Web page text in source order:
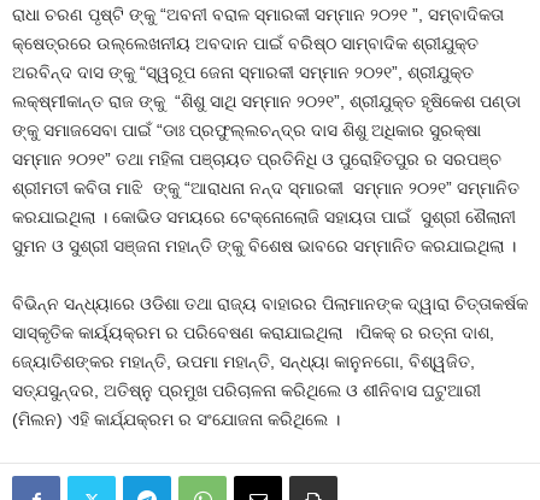
ରାଧା ଚରଣ ପୃଷ୍ଟି ଙ୍କୁ “ଅବନୀ ବରାଳ ସ୍ମାରକୀ ସମ୍ମାନ ୨୦୨୧ ”, ସମ୍ବାଦିକତା
କ୍ଷେତ୍ରରେ ଉଲ୍ଲେଖନୀୟ ଅବଦାନ ପାଇଁ ବରିଷ୍ଠ ସାମ୍ବାଦିକ ଶ୍ରୀଯୁକ୍ତ
ଅରବିନ୍ଦ ଦାସ ଙ୍କୁ “ସ୍ୱରୂପ ଜେନା ସ୍ମାରକୀ ସମ୍ମାନ ୨୦୨୧”, ଶ୍ରୀଯୁକ୍ତ
ଲକ୍ଷ୍ମୀକାନ୍ତ ରାଜ ଙ୍କୁ “ଶିଶୁ ସାଥି ସମ୍ମାନ ୨୦୨୧”, ଶ୍ରୀଯୁକ୍ତ ହୃଷିକେଶ ପଣ୍ଡା
ଙ୍କୁ ସମାଜସେବା ପାଇଁ “ଡାଃ ପ୍ରଫୁଲ୍ଲଚନ୍ଦ୍ର ଦାସ ଶିଶୁ ଅଧିକାର ସୁରକ୍ଷା
ସମ୍ମାନ ୨୦୨୧” ତଥା ମହିଳା ପଞ୍ଚାୟତ ପ୍ରତିନିଧି ଓ ପୁରୋହିତପୁର ର ସରପଞ୍ଚ
ଶ୍ରୀମତୀ କବିତା ମାଝି ଙ୍କୁ “ଆରାଧନା ନନ୍ଦ ସ୍ମାରକୀ ସମ୍ମାନ ୨୦୨୧” ସମ୍ମାନିତ
କରଯାଇଥିଲା । କୋଭିଡ ସମୟରେ ଟେକ୍ନୋଲୋଜି ସହାୟତା ପାଇଁ ସୁଶ୍ରୀ ଶୈଲାନୀ
ସୁମନ ଓ ସୁଶ୍ରୀ ସଞ୍ଜନା ମହାନ୍ତି ଙ୍କୁ ବିଶେଷ ଭାବରେ ସମ୍ମାନିତ କରଯାଇଥିଲା ।
ବିଭିନ୍ନ ସନ୍ଧ୍ୟାରେ ଓଡିଶା ତଥା ରାଜ୍ୟ ବାହାରର ପିଲାମାନଙ୍କ ଦ୍ୱାରା ଚିତ୍ତାକର୍ଷକ
ସାସ୍କୃତିକ କାର୍ୟ୍ୟକ୍ରମ ର ପରିବେଷଣ କରାଯାଇଥିଲା ।ପିକକ୍ ର ରତ୍ନା ଦାଶ,
ଜ୍ୟୋତିଶଙ୍କର ମହାନ୍ତି, ଉପମା ମହାନ୍ତି, ସନ୍ଧ୍ୟା କାନୁନଗୋ, ବିଶ୍ୱଜିତ,
ସତ୍ଯସୁନ୍ଦର, ଅତିଷ୍ନୁ ପ୍ରମୁଖ ପରିଚାଳନା କରିଥିଲେ ଓ ଶୀନିବାସ ଘଟୁଆରୀ
(ମିଲନ) ଏହି କାର୍ଯ୍ଯକ୍ରମ ର ସଂଯୋଜନା କରିଥିଲେ ।